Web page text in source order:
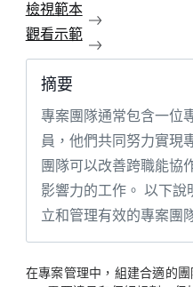
檢視範本
觀看示範
摘要
專案團隊通常包含一位
員，他們共同努力實現
團隊可以改善跨職能協
影響力的工作。 以下
立和管理有效的專案團
在專案管理中，組建合適的